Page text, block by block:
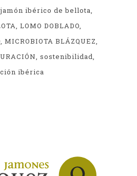
jamón ibérico de bellota
LOMO DOBLADO
MICROBIOTA BLÁZQUEZ
sostenibilidad
ibérica